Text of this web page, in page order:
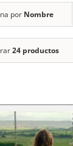
por Nombre
24 productos